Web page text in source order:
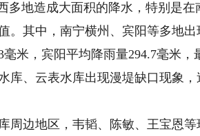
地造成大面积的降水，特别是在
。其中，南宁横州、宾阳等多地
米，宾阳平均降雨量294.7毫米，
库、云表水库出现漫堤缺口现象，
边地区，韦韬、陈敏、王宝恩等